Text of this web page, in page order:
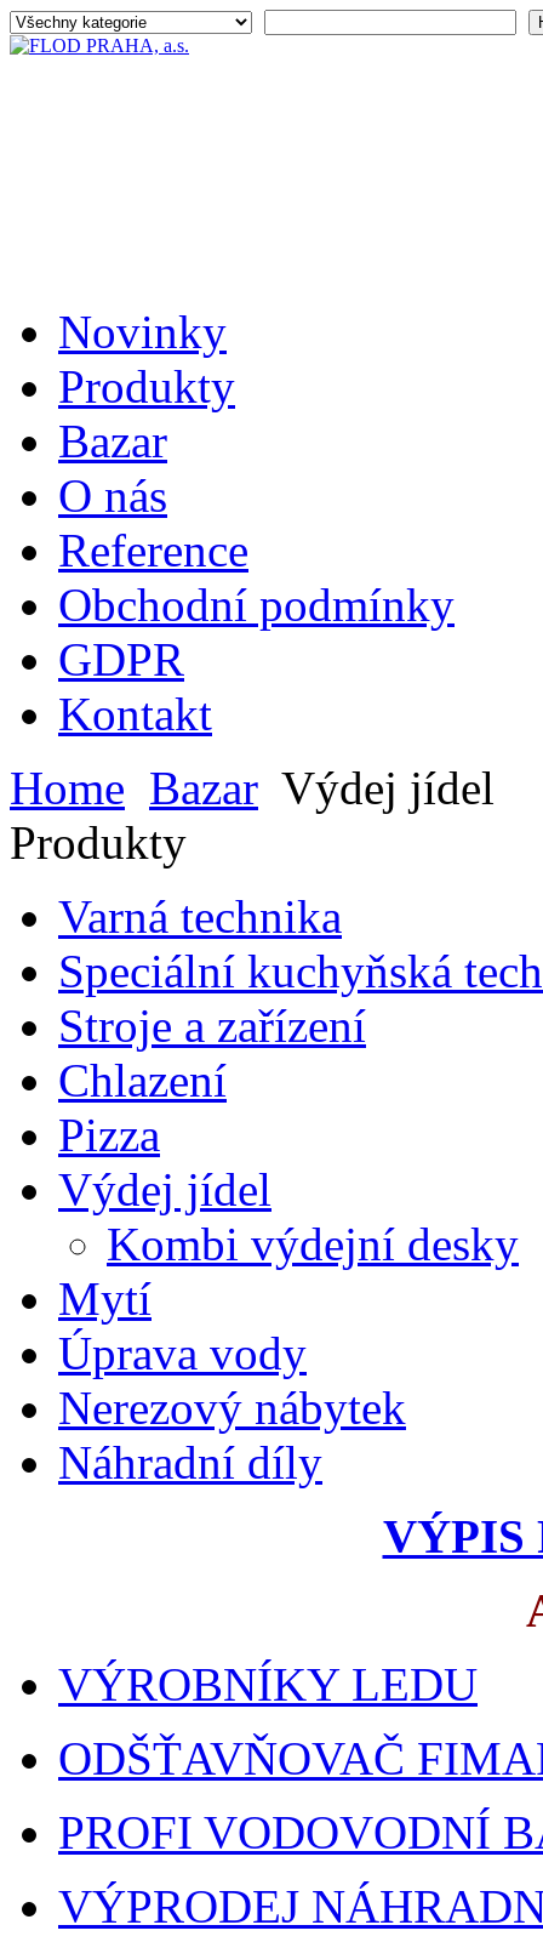
Novinky
Produkty
Bazar
O nás
Reference
Obchodní podmínky
GDPR
Kontakt
Home Bazar Výdej jídel
Produkty
Varná technika
Speciální kuchyňská
Stroje a zařízení
Chlazení
Pizza
Výdej jídel
Kombi výdejní desky
Mytí
Úprava vody
Nerezový nábytek
Náhradní díly
VÝPIS
VÝROBNÍKY LEDU
ODŠŤAVŇOVAČ
PROFI VODOVODNÍ
VÝPRODEJ